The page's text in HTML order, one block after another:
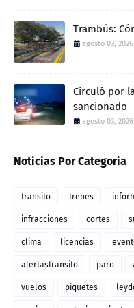
Trambús:
agosto 03, 2026
Circuló por
sancionado
agosto 03, 2026
Noticias Por Categoria
transito trenes
infracciones cortes
clima licencias
alertastransito paro
vuelos piquetes